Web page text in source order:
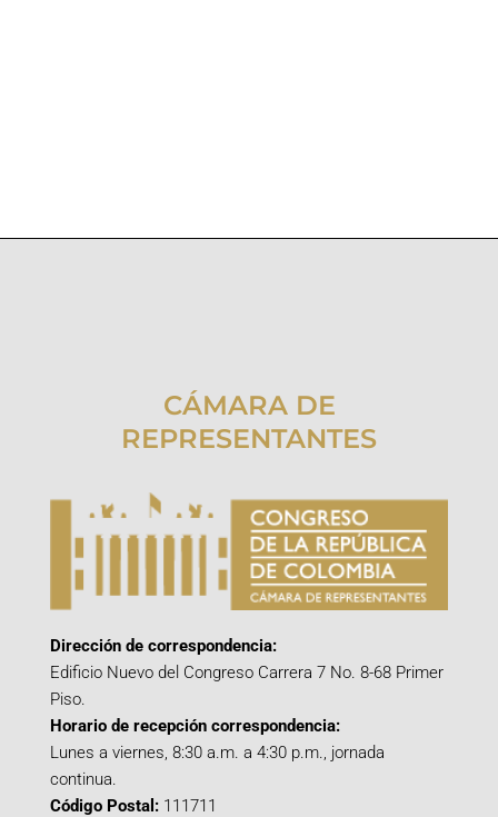
CÁMARA DE
REPRESENTANTES
Dirección de correspondencia:
Edificio Nuevo del Congreso Carrera 7 No. 8-68 Primer
Piso.
Horario de recepción correspondencia:
Lunes a viernes, 8:30 a.m. a 4:30 p.m., jornada
continua.
Código Postal: 111711